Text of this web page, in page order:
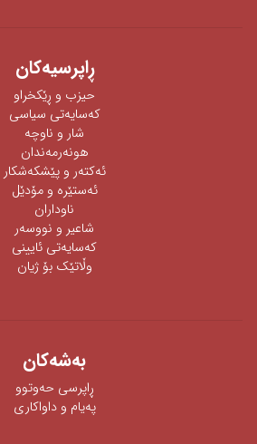
ڕاپرسیه‌كان
حیزب و ڕێکخراو
كەسایەتی سیاسی
شار و ناوچە
هونەرمەندان
ئه‌كته‌ر‌ و پێشكه‌شكار
ئه‌ستێره‌ و مۆدێل
ناوداران
شاعیر و نووسەر
كەسایەتی ئایینی
وڵاتێک بۆ ژیان
به‌شه‌كان
ڕاپرسی‌ حه‌وتوو
په‌یام و داواكاری‌